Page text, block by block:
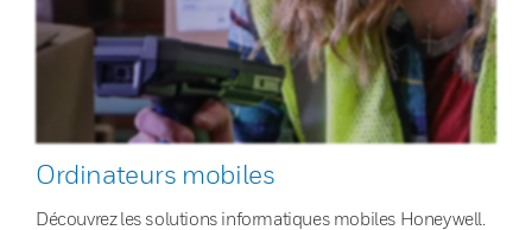
Ordinateurs mobiles
Découvrez les solutions informatiques mobiles Honeywell.